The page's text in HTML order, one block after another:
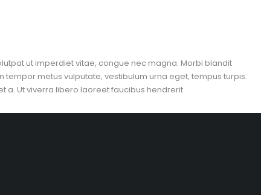
ut imperdiet vitae, congue nec magna. Morbi blandit
metus vulputate, vestibulum urna eget, tempus turpis.
a. Ut viverra libero laoreet faucibus hendrerit.